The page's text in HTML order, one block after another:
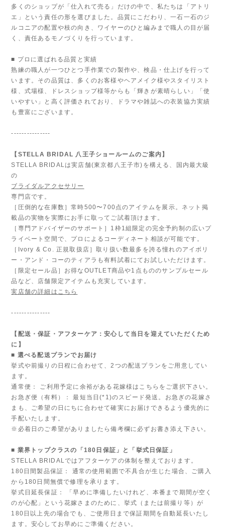
多くのショップが「仕入れて売る」だけの中で、私たちは「アトリ
エ」という責任の形を選びました。品質にこだわり、一石一石のジ
ルコニアの配置や枝の向き、ワイヤーのひと編みまで職人の目が届
く、責任あるモノづくりを行っています。
■ プロに選ばれる品質と実績
熟練の職人が一つひとつ手作業での製作や、検品・仕上げを行って
います。その品質は、多くのお客様やヘアメイク様やスタイリスト
様、式場様、ドレスショップ様等からも「輝きが素晴らしい」「使
いやすい」と高く評価されており、ドラマや雑誌への衣装協力実績
も豊富にございます。
---------------
【STELLA BRIDAL 八王子ショールームのご案内】
STELLA BRIDALは実店舗(東京都八王子市)を構える、国内最大級
の
ブライダルアクセサリー
専門店です。
［圧倒的な在庫数］常時500〜700点のアイテムを展示。ネット掲
載品の実物を実際にお手に取ってご試着頂けます。
［専門アドバイザーのサポート］1枠1組限定の完全予約制の広いプ
ライベート空間で、プロによるコーディネート相談が可能です。
［Ivory & Co. 正規取扱店］取り扱い数最多を誇る憧れのアイボリ
ー・アンド・コーのティアラも有料試着にてお試しいただけます。
［限定セール品］お得なOUTLET商品や1点もののサンプルセール
品など、店舗限定アイテムも充実しています。
実店舗の詳細はこちら
---------------
【配送・保証・アフターケア：安心して当日を迎えていただくため
に】
■ 選べる配送プランでお届け
挙式や前撮りの日程に合わせて、2つの配送プランをご用意してい
ます。
通常便： ご利用予定に余裕がある花嫁様はこちらをご選択下さい。
お急ぎ便（有料）： 最短当日(*1)のスピード発送。お急ぎの花嫁さ
まも、ご希望の日にちに合わせて確実にお届けできるよう優先的に
手配いたします。
※必着日のご希望がありましたら備考欄に必ずお書き添え下さい。
■ 業界トップクラスの「180日保証」と「挙式日保証」
STELLA BRIDALではアフターケアの体制を整えております。
180日間製品保証： 通常の使用範囲で不具合が生じた場合、ご購入
から180日間無償で修理を承ります。
挙式日延長保証： 「早めに準備したいけれど、本番まで期間が空く
のが心配」という花嫁さまのために、挙式（または前撮り等）が
180日以上先の場合でも、ご使用日まで保証期間を自動延長いたし
ます。安心してお早めにご準備ください。